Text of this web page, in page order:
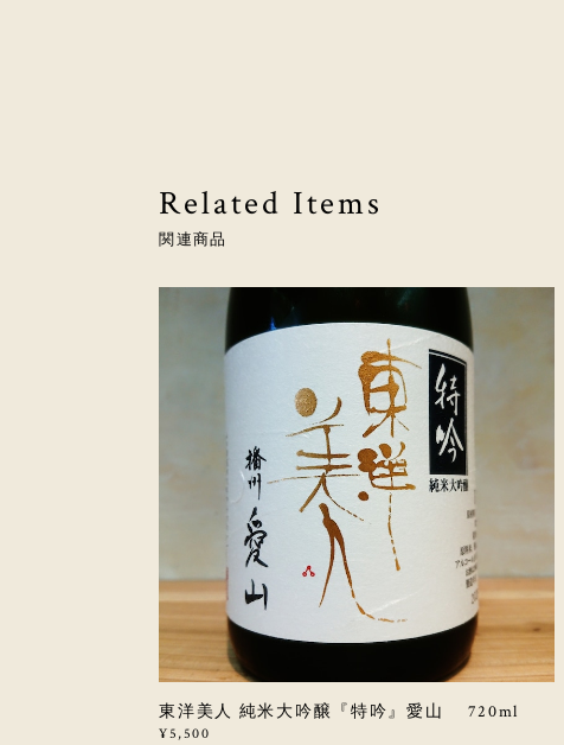
Related Items
関連商品
東洋美人 純米大吟醸『特吟』愛山 720ml
¥5,500